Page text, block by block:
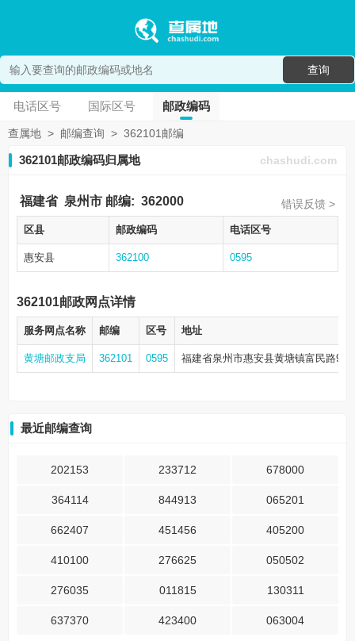
查询
电话区号 国际区号 邮政编码
查属地 > 邮编查询 > 362101邮编
362101邮政编码归属地 chashudi.com
福建省 泉州市 邮编: 362000 错误反馈 >
区县 邮政编码 电话区号
惠安县 362100 0595
362101邮政网点详情
服务网点名称 邮编 区号 地址
黄塘邮政支局 362101 0595 福建省泉州市惠安县黄塘镇富民路9号
最近邮编查询
202153 233712 678000
364114 844913 065201
662407 451456 405200
410100 276625 050502
276035 011815 130311
637370 423400 063004